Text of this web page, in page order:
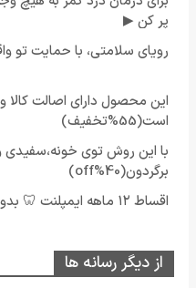
پر کن ▶
رویای سلامتی، با حمایت تو
این محصول دارای اصالت
است(55%تخفیف)
با این روش توی خونه،سفیدی و
برگردون(40%off)
اقساط ۱۲ ماهه ایمپلنت 🦷 بدون چک و ضامن ✅
از دیگر رسانه ها